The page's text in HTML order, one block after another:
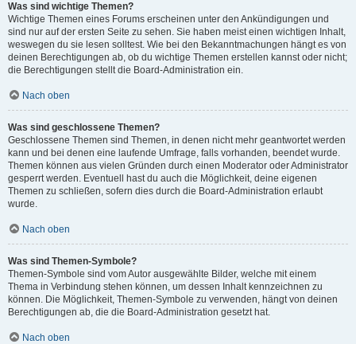
Was sind wichtige Themen?
Wichtige Themen eines Forums erscheinen unter den Ankündigungen und
sind nur auf der ersten Seite zu sehen. Sie haben meist einen wichtigen Inhalt,
weswegen du sie lesen solltest. Wie bei den Bekanntmachungen hängt es von
deinen Berechtigungen ab, ob du wichtige Themen erstellen kannst oder nicht;
die Berechtigungen stellt die Board-Administration ein.
Nach oben
Was sind geschlossene Themen?
Geschlossene Themen sind Themen, in denen nicht mehr geantwortet werden
kann und bei denen eine laufende Umfrage, falls vorhanden, beendet wurde.
Themen können aus vielen Gründen durch einen Moderator oder Administrator
gesperrt werden. Eventuell hast du auch die Möglichkeit, deine eigenen
Themen zu schließen, sofern dies durch die Board-Administration erlaubt
wurde.
Nach oben
Was sind Themen-Symbole?
Themen-Symbole sind vom Autor ausgewählte Bilder, welche mit einem
Thema in Verbindung stehen können, um dessen Inhalt kennzeichnen zu
können. Die Möglichkeit, Themen-Symbole zu verwenden, hängt von deinen
Berechtigungen ab, die die Board-Administration gesetzt hat.
Nach oben